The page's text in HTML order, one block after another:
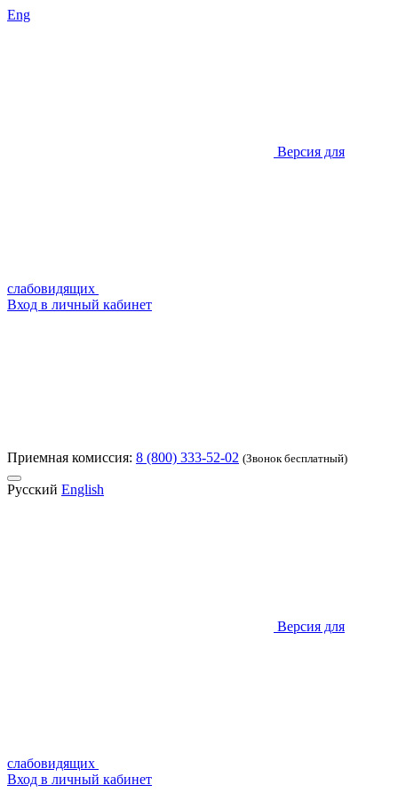
Eng
Версия для
слабовидящих
Вход в личный кабинет
Приемная комиссия: 8 (800) 333-52-02 (Звонок бесплатный)
Русский English
Версия для
слабовидящих
Вход в личный кабинет